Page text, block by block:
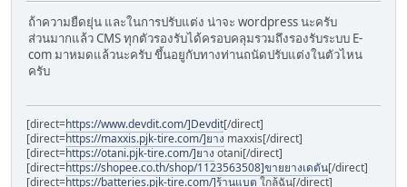
ถ้าความยืดยุ่น และในการปรับแต่ง น่าจะ wordpress นะครับ
ส่วนมากแล้ว CMS ทุกตัวรองรับได้ครอบคลุมรวมถึงรองรับระบบ E-
com มาหมดแล้วนะครับ ขึ้นอยูกับทางท่านถนัดปรับแต่งในตัวไหน
ครับ
[direct=https://www.devdit.com/]Devdit[/direct]
[direct=https://maxxis.pjk-tire.com/]ยาง maxxis[/direct]
[direct=https://otani.pjk-tire.com/]ยาง otani[/direct]
[direct=https://shopee.co.th/shop/1123563508]ขายยางเดตัน[/direct]
[direct=https://batteries.pjk-tire.com/]ร้านแบต ใกล้ฉัน[/direct]